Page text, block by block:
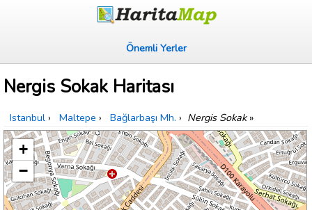
Önemli Yerler
Nergis Sokak Haritası
Istanbul › Maltepe › Bağlarbaşı Mh. › Nergis Sokak»
+
−